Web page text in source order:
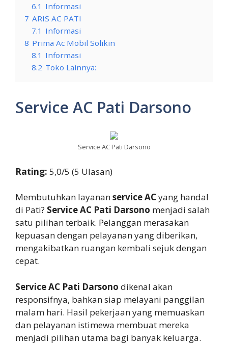
6.1 Informasi
7 ARIS AC PATI
7.1 Informasi
8 Prima Ac Mobil Solikin
8.1 Informasi
8.2 Toko Lainnya:
Service AC Pati Darsono
Service AC Pati Darsono
Rating: 5,0/5 (5 Ulasan)
Membutuhkan layananservice ACyang handal
di Pati? Service AC Pati Darsono menjadi salah
satu pilihan terbaik. Pelanggan merasakan
kepuasan dengan pelayanan yang diberikan,
mengakibatkan ruangan kembali sejuk dengan
cepat.
Service AC Pati Darsono dikenal akan
responsifnya, bahkan siap melayani panggilan
malam hari. Hasil pekerjaan yang memuaskan
dan pelayanan istimewa membuat mereka
menjadi pilihan utama bagi banyak keluarga.